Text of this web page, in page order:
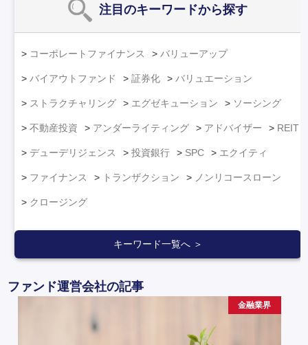
注目のキーワードから探す
コーポレートファイナンス バリューアップ
バイアウトファンド 証券化 バリュエーション
ストラクチャリング エグゼキューション ソーシング
不動産投資 アンダーライティング アドバイザー REIT
デューデリジェンス 投資銀行 SPC エクイティ
ファイナンス トランザクション ノンリコースローン
クロージング
キーワード一覧へ ＞
ファンド運営会社の記事
金融業界